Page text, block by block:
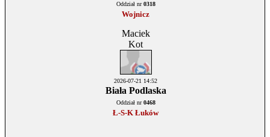
Oddział nr0318
Wojnicz
Maciek
Kot
2026-07-21 14:52
Biała Podlaska
Oddział nr0468
Ł-S-K Łuków